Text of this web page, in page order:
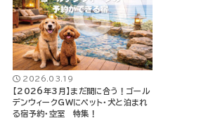
2026.03.19
【2026年3月】まだ間に合う！ゴール
デンウィークGWにペット・犬と泊まれ
る宿予約・空室 特集！